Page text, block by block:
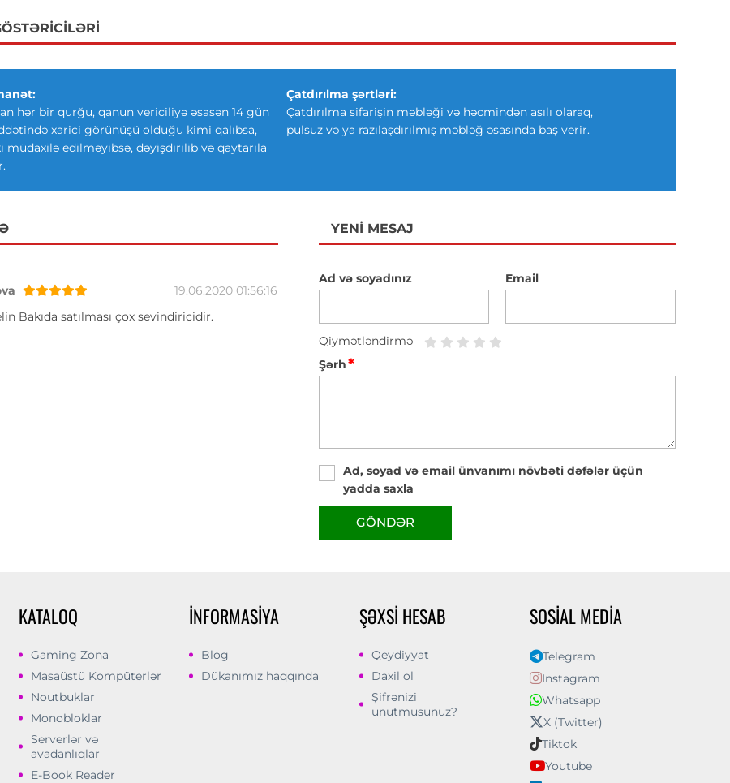
hər bir qurğu, qanun vericiliyə əsasən 14 gün
xarici görünüşü olduğu kimi qalıbsa,
müdaxilə edilməyibsə, dəyişdirilib və qaytarıla
Çatdırılma şərtləri:
Çatdırılma sifarişin məbləği və həcmindən asılı olaraq,
pulsuz və ya razılaşdırılmış məbləğ əsasında baş verir.
19.06.2020 01:56:16
Bakıda satılması çox sevindiricidir.
YENI MESAJ
Ad və soyadınız Email
Qiymətləndirmə
Şərh*
Ad, soyad və email ünvanımı növbəti dəfələr üçün
yadda saxla
GÖNDƏR
KATALOQ
Gaming Zona
Masaüstü Kompüterlər
Noutbuklar
Monobloklar
Serverlər və
avadanlıqlar
E-Book Reader
İNFORMASIYA
Blog
Dükanımız haqqında
ŞƏXSI HESAB
Qeydiyyat
Daxil ol
Şifrənizi
unutmusunuz?
SOSIAL MEDIA
Telegram
Instagram
Whatsapp
X (Twitter)
Tiktok
Youtube